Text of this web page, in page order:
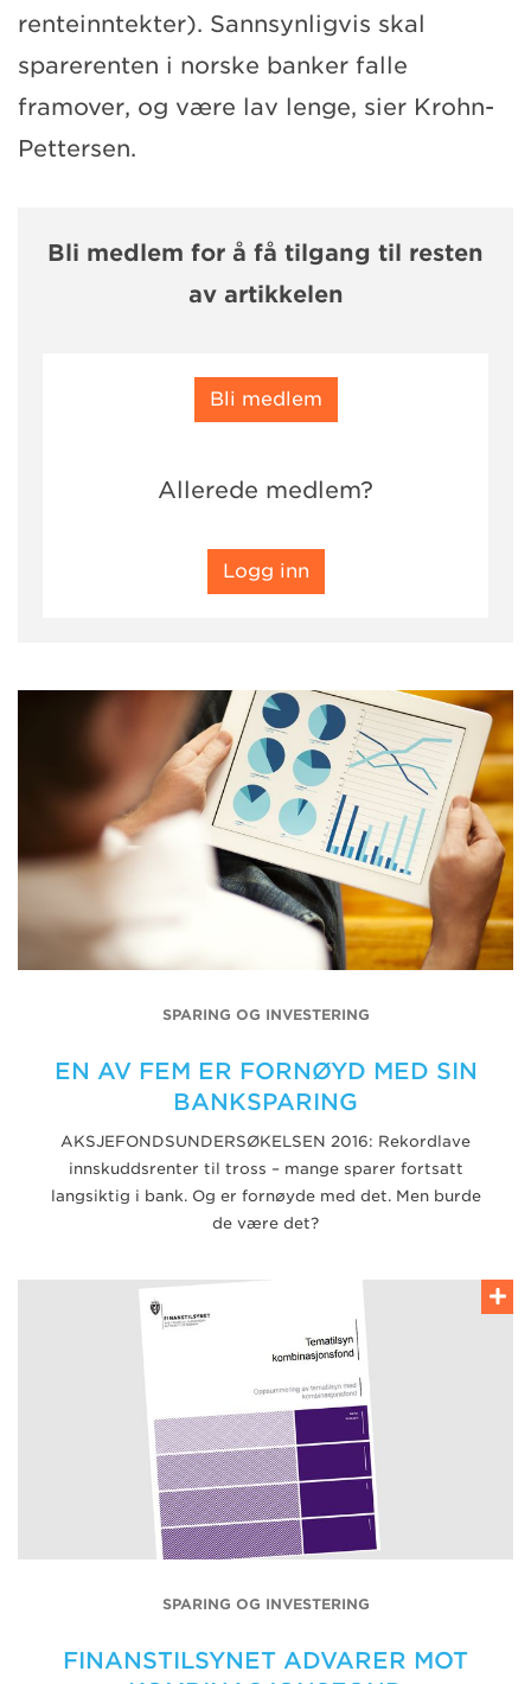
renteinntekter). Sannsynligvis skal
sparerenten i norske banker falle
framover, og være lav lenge, sier Krohn-
Pettersen.
Bli medlem for å få tilgang til resten
av artikkelen
Bli medlem
Allerede medlem?
Logg inn
SPARING OG INVESTERING
EN AV FEM ER FORNØYD MED SIN
BANKSPARING
AKSJEFONDSUNDERSØKELSEN 2016: Rekordlave
innskuddsrenter til tross – mange sparer fortsatt
langsiktig i bank. Og er fornøyde med det. Men burde
de være det?
SPARING OG INVESTERING
FINANSTILSYNET ADVARER MOT